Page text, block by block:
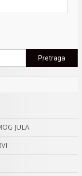
Pretraga:
JULA